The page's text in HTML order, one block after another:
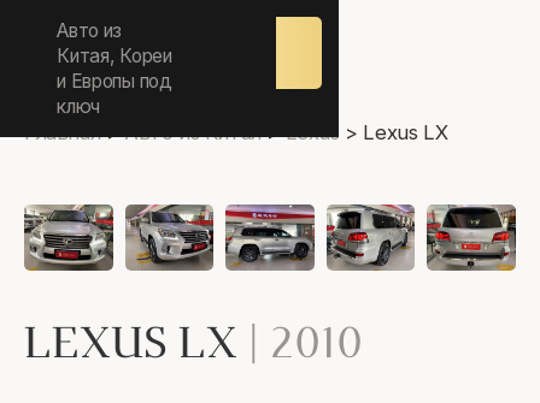
Авто из
Китая, Кореи
и Европы под
ключ
Оставить
заявку
Главная>Авто из Китая>Lexus > Lexus LX
LEXUS LX | 2010